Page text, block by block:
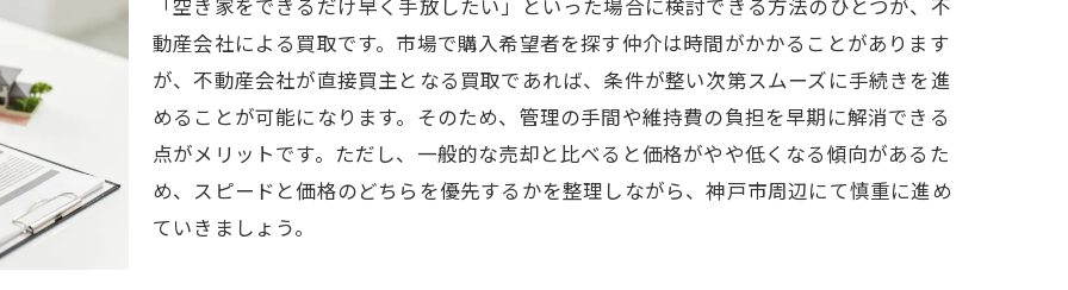
「空き家をできるだけ早く手放したい」といった場合に検討できる方法のひとつが、不
動産会社による買取です。市場で購入希望者を探す仲介は時間がかかることがあります
が、不動産会社が直接買主となる買取であれば、条件が整い次第スムーズに手続きを進
めることが可能になります。そのため、管理の手間や維持費の負担を早期に解消できる
点がメリットです。ただし、一般的な売却と比べると価格がやや低くなる傾向があるた
め、スピードと価格のどちらを優先するかを整理しながら、神戸市周辺にて慎重に進め
ていきましょう。